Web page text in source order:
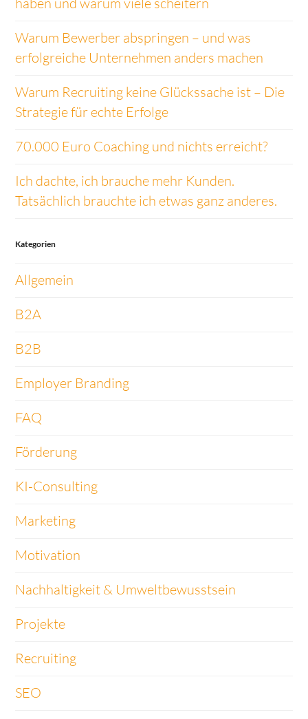
haben und warum viele scheitern
Warum Bewerber abspringen – und was
erfolgreiche Unternehmen anders machen
Warum Recruiting keine Glückssache ist – Die
Strategie für echte Erfolge
70.000 Euro Coaching und nichts erreicht?
Ich dachte, ich brauche mehr Kunden.
Tatsächlich brauchte ich etwas ganz anderes.
Kategorien
Allgemein
B2A
B2B
Employer Branding
FAQ
Förderung
KI-Consulting
Marketing
Motivation
Nachhaltigkeit & Umweltbewusstsein
Projekte
Recruiting
SEO